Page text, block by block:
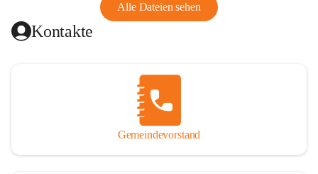
Alle Dateien sehen
Kontakte
Gemeindevorstand